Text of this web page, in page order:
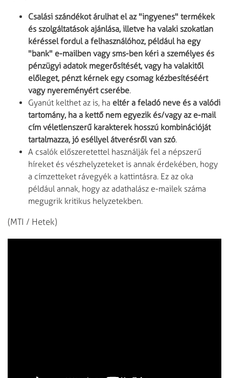
Csalási szándékot árulhat el az "ingyenes" termékek
és szolgáltatások ajánlása, illetve ha valaki szokatlan
kéréssel fordul a felhasználóhoz, például ha egy
"bank" e-mailben vagy sms-ben kéri a személyes és
pénzügyi adatok megerősítését, vagy ha valakitől
előleget, pénzt kérnek egy csomag kézbesítéséért
vagy nyereményért cserébe.
Gyanút kelthet az is, ha eltér a feladó neve és a valódi
tartomány, ha a kettő nem egyezik és/vagy az e-mail
cím véletlenszerű karakterek hosszú kombinációját
tartalmazza, jó eséllyel átverésről van szó.
A csalók előszeretettel használják fel a népszerű
híreket és vészhelyzeteket is annak érdekében, hogy
a címzetteket rávegyék a kattintásra. Ez az oka
például annak, hogy az adathalász e-mailek száma
megugrik kritikus helyzetekben.
(MTI / Hetek)